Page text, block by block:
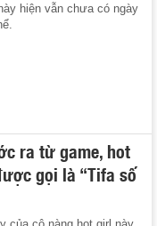
hiện vẫn chưa có ngày
ra từ game, hot
gọi là “Tifa số